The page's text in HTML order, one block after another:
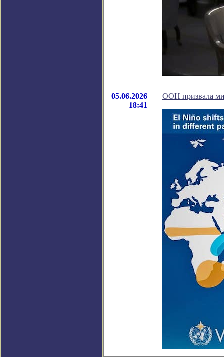
05.06.2026
18:41
ООН призвала